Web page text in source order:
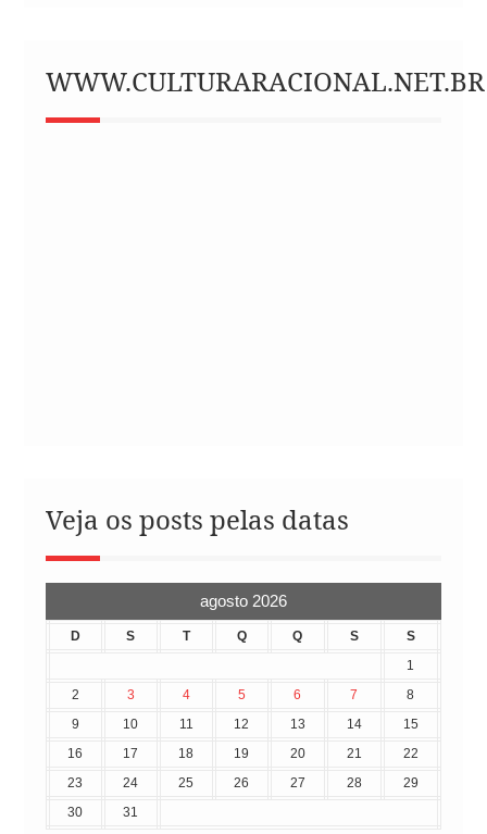
WWW.CULTURARACIONAL.NET.BR
Veja os posts pelas datas
agosto 2026
D S T Q Q S
S
1
2
3 4 5 6 7
8
9
10 11 12 13 14
15
16
17 18 19 20 21
22
23
24 25 26 27 28
29
30
31